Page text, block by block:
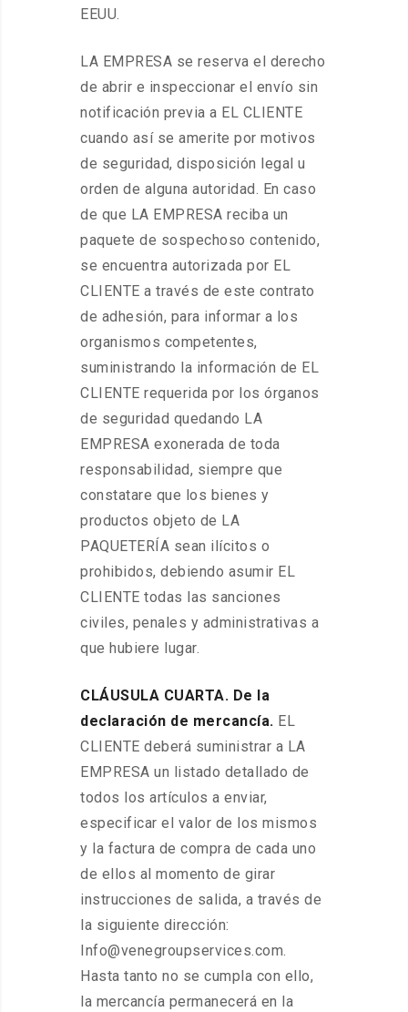
EEUU.
LA EMPRESA se reserva el derecho
de abrir e inspeccionar el envío sin
notificación previa a EL CLIENTE
cuando así se amerite por motivos
de seguridad, disposición legal u
orden de alguna autoridad. En caso
de que LA EMPRESA reciba un
paquete de sospechoso contenido,
se encuentra autorizada por EL
CLIENTE a través de este contrato
de adhesión, para informar a los
organismos competentes,
suministrando la información de EL
CLIENTE requerida por los órganos
de seguridad quedando LA
EMPRESA exonerada de toda
responsabilidad, siempre que
constatare que los bienes y
productos objeto de LA
PAQUETERÍA sean ilícitos o
prohibidos, debiendo asumir EL
CLIENTE todas las sanciones
civiles, penales y administrativas a
que hubiere lugar.
CLÁUSULA CUARTA. De la
declaración de mercancía. EL
CLIENTE deberá suministrar a LA
EMPRESA un listado detallado de
todos los artículos a enviar,
especificar el valor de los mismos
y la factura de compra de cada uno
de ellos al momento de girar
instrucciones de salida, a través de
la siguiente dirección:
Info@venegroupservices.com.
Hasta tanto no se cumpla con ello,
la mercancía permanecerá en la